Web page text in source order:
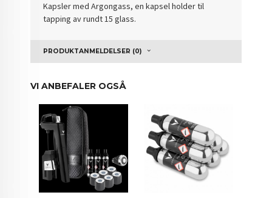
Kapsler med Argongass, en kapsel holder til
tapping av rundt 15 glass.
PRODUKTANMELDELSER (0)
VI ANBEFALER OGSÅ